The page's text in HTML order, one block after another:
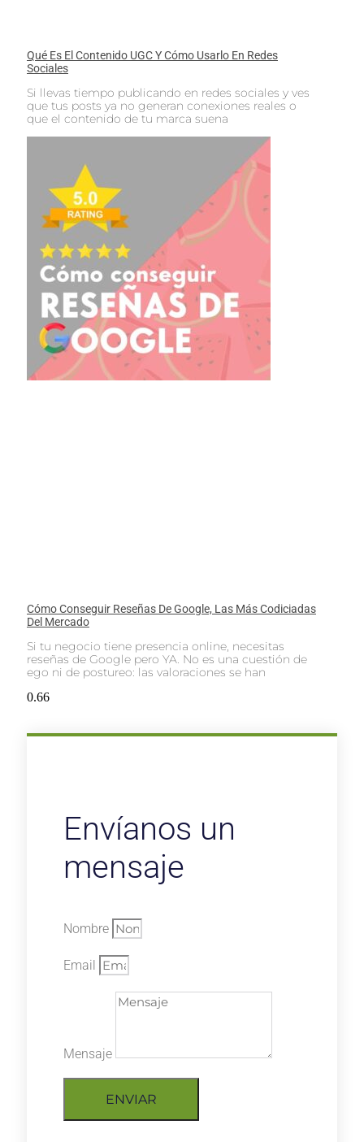
Qué Es El Contenido UGC Y Cómo Usarlo En Redes
Sociales
Si llevas tiempo publicando en redes sociales y ves
que tus posts ya no generan conexiones reales o
que el contenido de tu marca suena
Cómo Conseguir Reseñas De Google, Las Más Codiciadas
Del Mercado
Si tu negocio tiene presencia online, necesitas
reseñas de Google pero YA. No es una cuestión de
ego ni de postureo: las valoraciones se han
Envíanos un
mensaje
Nombre
Email
Mensaje
ENVIAR